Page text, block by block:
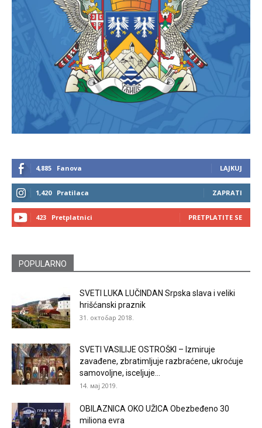
4,885 Fanova LAJKUJ
1,420 Pratilaca ZAPRATI
423 Pretplatnici PRETPLATITE SE
POPULARNO
SVETI LUKA LUČINDAN Srpska slava i veliki
hrišćanski praznik
31. октобар 2018.
SVETI VASILIJE OSTROŠKI – Izmiruje
zavađene, zbratimljuje razbraćene, ukroćuje
samovoljne, isceljuje...
14. мај 2019.
OBILAZNICA OKO UŽICA Obezbeđeno 30
miliona evra